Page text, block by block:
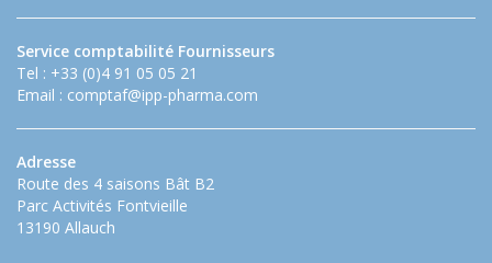
Service comptabilité Fournisseurs
Tel : +33 (0)4 91 05 05 21
Email : comptaf@ipp-pharma.com
Adresse
Route des 4 saisons Bât B2
Parc Activités Fontvieille
13190 Allauch